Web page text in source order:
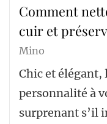
Comment
cuir et
Mino
Chic et élégant,
personnalité à
surprenant s’il